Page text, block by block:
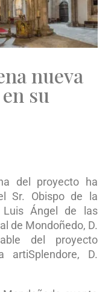
nueva
su
del proyecto ha
Sr. Obispo de la
Luis Ángel de las
de Mondoñedo, D.
del proyecto
artiSplendore, D.